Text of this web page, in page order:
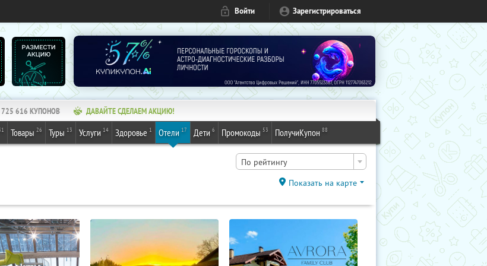
Войти Зарегистрироваться
616 КУПОНОВ ДАВАЙТЕ СДЕЛАЕМ АКЦИЮ!
Товары 26 Туры 13 Услуги 14 Здоровье 1 Отели 17 Дети 6 Промокоды 53 ПолучиКупон 88
По рейтингу
Показать на карте